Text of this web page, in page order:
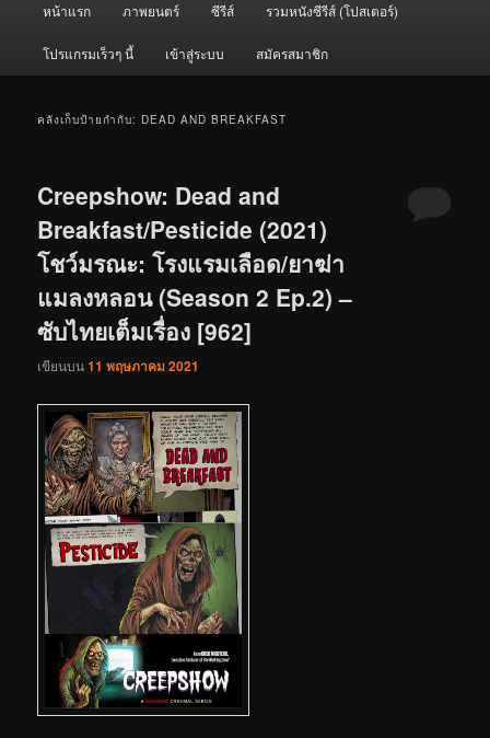
หน้าแรก ภาพยนตร์ ซีรีส์ รวมหนังซีรีส์ (โปสเตอร์)
โปรแกรมเร็วๆ นี้ เข้าสู่ระบบ สมัครสมาชิก
คลังเก็บป้ายกำกับ: DEAD AND BREAKFAST
Creepshow: Dead and
Breakfast/Pesticide (2021)
โชว์มรณะ: โรงแรมเลือด/ยาฆ่า
แมลงหลอน (Season 2 Ep.2) –
ซับไทยเต็มเรื่อง [962]
เขียนบน11 พฤษภาคม 2021